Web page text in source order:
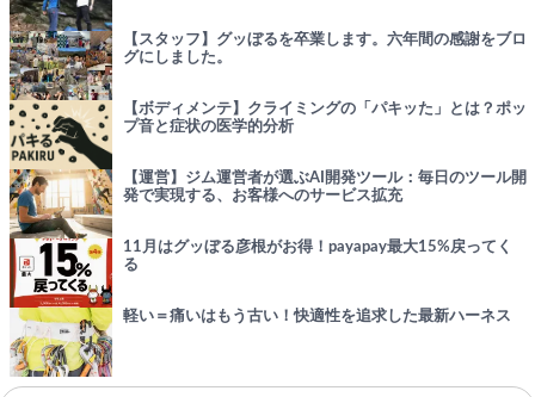
【スタッフ】グッぼるを卒業します。六年間の感謝をブロ
グにしました。
【ボディメンテ】クライミングの「パキッた」とは？ポッ
プ音と症状の医学的分析
【運営】ジム運営者が選ぶAI開発ツール：毎日のツール開
発で実現する、お客様へのサービス拡充
11月はグッぼる彦根がお得！payapay最大15%戻ってく
る
軽い＝痛いはもう古い！快適性を追求した最新ハーネス